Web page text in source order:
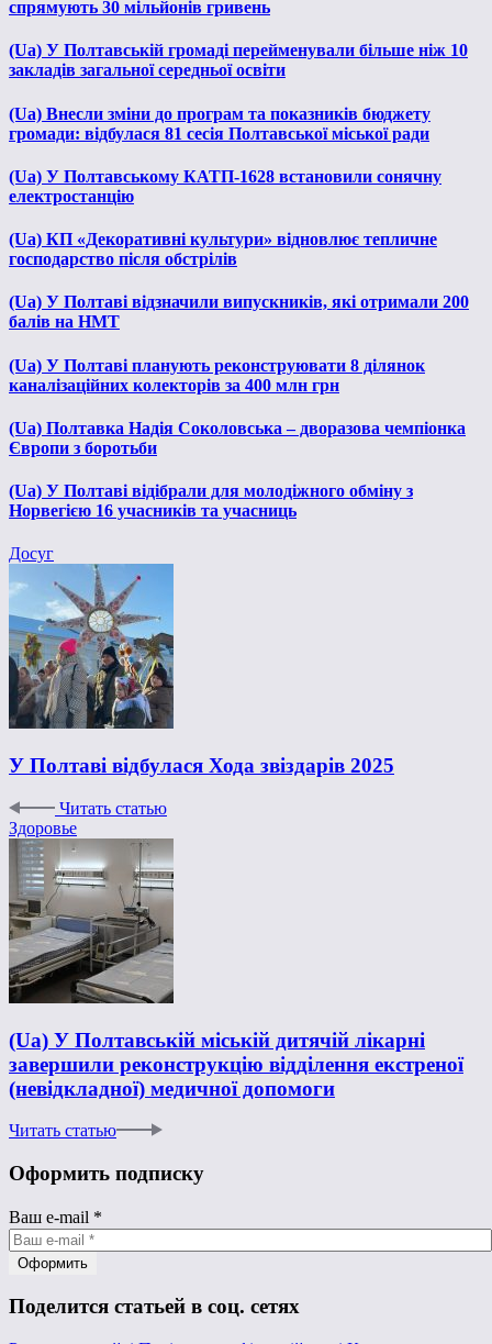
спрямують 30 мільйонів гривень
(Ua) У Полтавській громаді перейменували більше ніж 10
закладів загальної середньої освіти
(Ua) Внесли зміни до програм та показників бюджету
громади: відбулася 81 сесія Полтавської міської ради
(Ua) У Полтавському КАТП-1628 встановили сонячну
електростанцію
(Ua) КП «Декоративні культури» відновлює тепличне
господарство після обстрілів
(Ua) У Полтаві відзначили випускників, які отримали 200
балів на НМТ
(Ua) У Полтаві планують реконструювати 8 ділянок
каналізаційних колекторів за 400 млн грн
(Ua) Полтавка Надія Соколовська – дворазова чемпіонка
Європи з боротьби
(Ua) У Полтаві відібрали для молодіжного обміну з
Норвегією 16 учасників та учасниць
Досуг
У Полтаві відбулася Хода звіздарів 2025
Читать статью
Здоровье
(Ua) У Полтавській міській дитячій лікарні
завершили реконструкцію відділення екстреної
(невідкладної) медичної допомоги
Читать статью
Оформить подписку
Ваш e-mail *
Поделится статьей в соц. сетях